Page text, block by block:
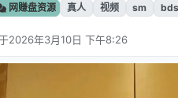
网赚盘资源 真人 视频 sm
2026年3月10日 下午8:26
由 编辑